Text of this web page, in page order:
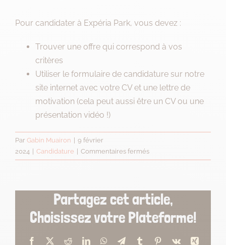
Pour candidater à Expéria Park, vous devez :
Trouver une offre qui correspond à vos
critères
Utiliser le formulaire de candidature sur notre
site internet avec votre CV et une lettre de
motivation (cela peut aussi être un CV ou une
présentation vidéo !)
Par Gabin Muairon
9 février
2024
Candidature Commentaires ferméssur
Comment
un
poste
?
Partagez cet article,
Choisissez votre Plateforme!
Facebook
X RedditLinkedInWhatsApp
TelegramTumblrPinterest
Vk
Xing